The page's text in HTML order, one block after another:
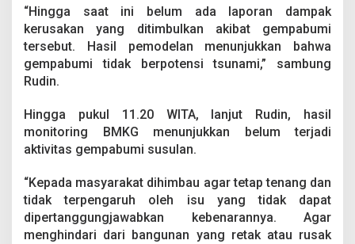
“Hingga saat ini belum ada laporan dampak
kerusakan yang ditimbulkan akibat gempabumi
tersebut. Hasil pemodelan menunjukkan bahwa
gempabumi tidak berpotensi tsunami,” sambung
Rudin.
Hingga pukul 11.20 WITA, lanjut Rudin, hasil
monitoring BMKG menunjukkan belum terjadi
aktivitas gempabumi susulan.
“Kepada masyarakat dihimbau agar tetap tenang dan
tidak terpengaruh oleh isu yang tidak dapat
dipertanggungjawabkan kebenarannya. Agar
menghindari dari bangunan yang retak atau rusak